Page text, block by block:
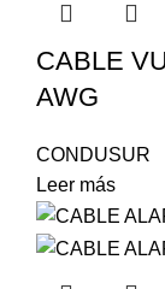
CABLE
AWG
CONDUSUR
Leer más